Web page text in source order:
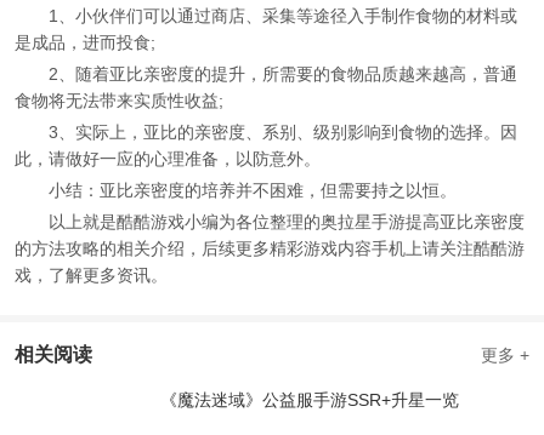
1、小伙伴们可以通过商店、采集等途径入手制作食物的材料或
是成品，进而投食;
2、随着亚比亲密度的提升，所需要的食物品质越来越高，普通
食物将无法带来实质性收益;
3、实际上，亚比的亲密度、系别、级别影响到食物的选择。因
此，请做好一应的心理准备，以防意外。
小结：亚比亲密度的培养并不困难，但需要持之以恒。
以上就是酷酷游戏小编为各位整理的奥拉星手游提高亚比亲密度
的方法攻略的相关介绍，后续更多精彩游戏内容手机上请关注酷酷游
戏，了解更多资讯。
相关阅读 更多 +
《魔法迷域》公益服手游SSR+升星一览